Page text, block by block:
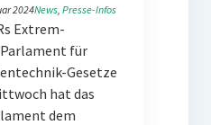
2024News, Presse-Infos
Extrem-
für
Gesetze
hat das
dem